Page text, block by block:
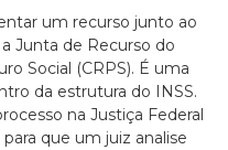
um recurso junto ao
Junta de Recurso do
Social (CRPS). É uma
da estrutura do INSS.
na Justiça Federal
que um juiz analise